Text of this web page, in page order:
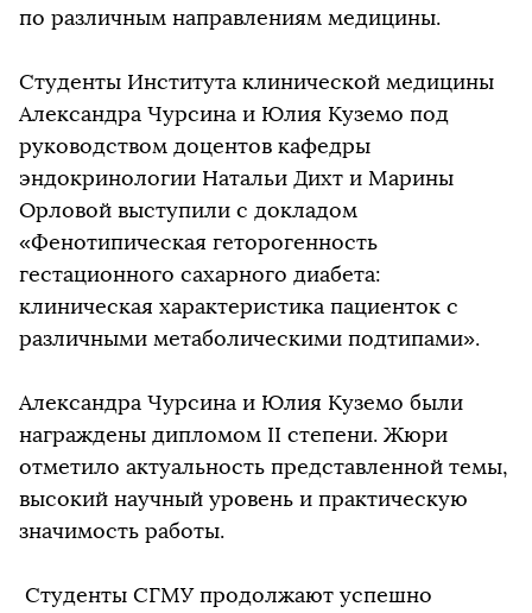
по различным направлениям медицины.
Студенты Института клинической медицины
Александра Чурсина и Юлия Куземо под
руководством доцентов кафедры
эндокринологии Натальи Дихт и Марины
Орловой выступили с докладом
«Фенотипическая геторогенность
гестационного сахарного диабета:
клиническая характеристика пациенток с
различными метаболическими подтипами».
Александра Чурсина и Юлия Куземо были
награждены дипломом II степени. Жюри
отметило актуальность представленной темы,
высокий научный уровень и практическую
значимость работы.
Студенты СГМУ продолжают успешно